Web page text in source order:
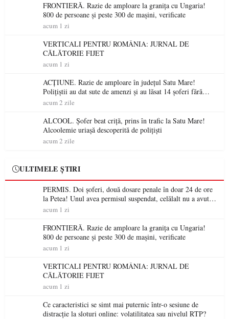
FRONTIERĂ. Razie de amploare la granița cu Ungaria!
800 de persoane și peste 300 de mașini, verificate
acum 1 zi
VERTICALI PENTRU ROMÂNIA: JURNAL DE
CĂLĂTORIE FIJET
acum 1 zi
ACȚIUNE. Razie de amploare în județul Satu Mare!
Polițiștii au dat sute de amenzi și au lăsat 14 șoferi fără
permis într-o singură zi
acum 2 zile
ALCOOL. Șofer beat criță, prins în trafic la Satu Mare!
Alcoolemie uriașă descoperită de polițiști
acum 2 zile
ULTIMELE ȘTIRI
PERMIS. Doi șoferi, două dosare penale în doar 24 de ore
la Petea! Unul avea permisul suspendat, celălalt nu a avut
niciodată permis
acum 1 zi
FRONTIERĂ. Razie de amploare la granița cu Ungaria!
800 de persoane și peste 300 de mașini, verificate
acum 1 zi
VERTICALI PENTRU ROMÂNIA: JURNAL DE
CĂLĂTORIE FIJET
acum 1 zi
Ce caracteristici se simt mai puternic într-o sesiune de
distracție la sloturi online: volatilitatea sau nivelul RTP?